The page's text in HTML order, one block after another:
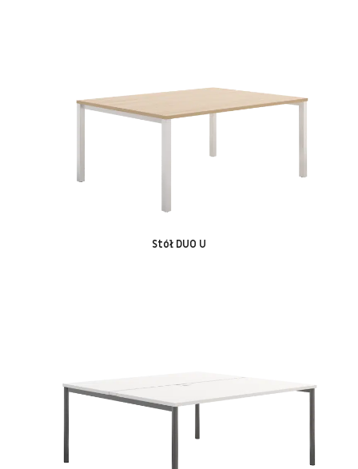
Stół DUO U